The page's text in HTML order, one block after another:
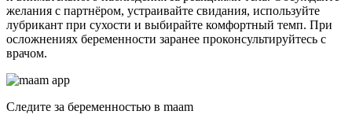
желания с партнёром, устраивайте свидания, используйте
лубрикант при сухости и выбирайте комфортный темп. При
осложнениях беременности заранее проконсультируйтесь с
врачом.
Следите за беременностью в maam